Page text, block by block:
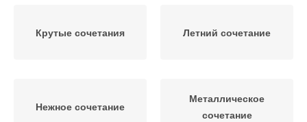
Крутые сочетания Летний сочетание
Нежное сочетание
Металлическое
сочетание